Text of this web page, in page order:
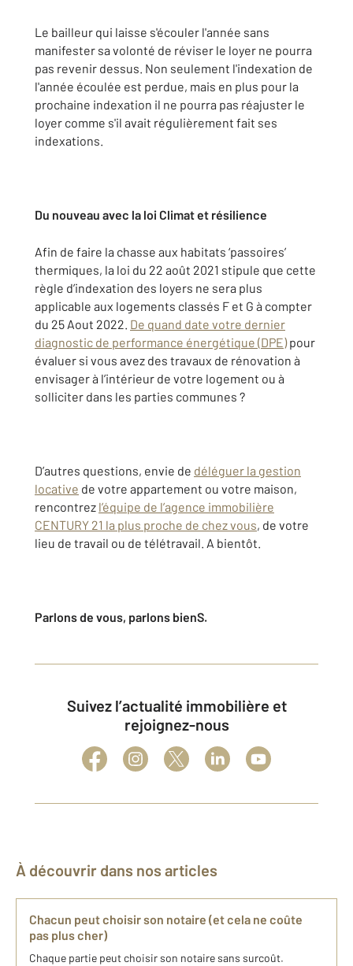
Le bailleur qui laisse s'écouler l'année sans
manifester sa volonté de réviser le loyer ne pourra
pas revenir dessus. Non seulement l'indexation de
l'année écoulée est perdue, mais en plus pour la
prochaine indexation il ne pourra pas réajuster le
loyer comme s'il avait régulièrement fait ses
indexations.
Du nouveau avec la loi Climat et résilience
Afin de faire la chasse aux habitats ‘passoires’
thermiques, la loi du 22 août 2021 stipule que cette
règle d’indexation des loyers ne sera plus
applicable aux logements classés F et G à compter
du 25 Aout 2022. De quand date votre dernier
diagnostic de performance énergétique (DPE)pour
évaluer si vous avez des travaux de rénovation à
envisager à l’intérieur de votre logement ou à
solliciter dans les parties communes ?
D’autres questions, envie de déléguer la gestion
locative de votre appartement ou votre maison,
rencontrez l’équipe de l’agence immobilière
CENTURY 21 la plus proche de chez vous, de votre
lieu de travail ou de télétravail. A bientôt.
Parlons de vous, parlons bienS.
Suivez l’actualité immobilière et
rejoignez-nous
À découvrir dans nos articles
Chacun peut choisir son notaire (et cela ne coûte
pas plus cher)
Chaque partie peut choisir son notaire sans surcoût.